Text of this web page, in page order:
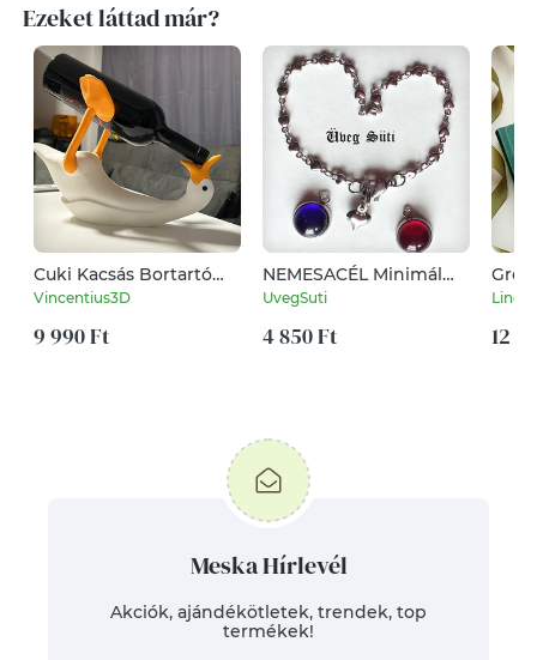
Ezeket láttad már?
Cuki Kacsás Bortartó
konyhai dekoráció
Vincentius3D
9 990 Ft
NEMESACÉL Minimál
sötét piros kèk
szìvecskés nemesacél
karkötő üvegékszer
valentin napra
UvegSuti
4 850 Ft
zöld
12
Meska Hírlevél
Akciók, ajándékötletek, trendek, top
termékek!